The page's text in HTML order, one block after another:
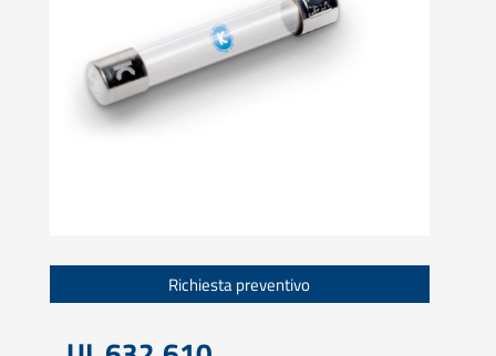
Richiesta preventivo